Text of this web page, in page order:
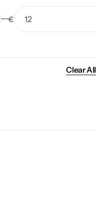
€
Clear All